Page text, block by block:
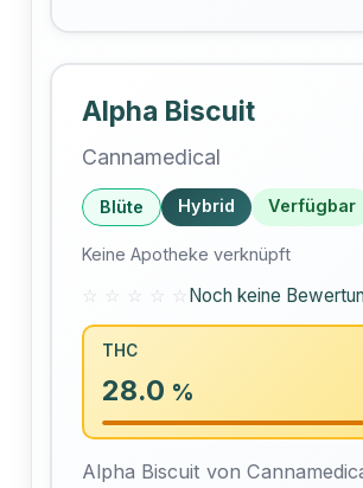
Alpha Biscuit
Cannamedical
Blüte Hybrid Verfügbar
Keine Apotheke verknüpft
☆ ☆ ☆ ☆ ☆ Noch keine
THC
28.0 %
Alpha Biscuit von